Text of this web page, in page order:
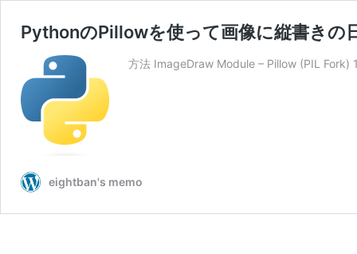
PythonのPillowを使って画像に縦書きの
方法 ImageDraw Module – Pillow (PIL
eightban's memo